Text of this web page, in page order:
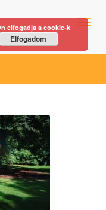
elfogadja a cookie-k
Elfogadom